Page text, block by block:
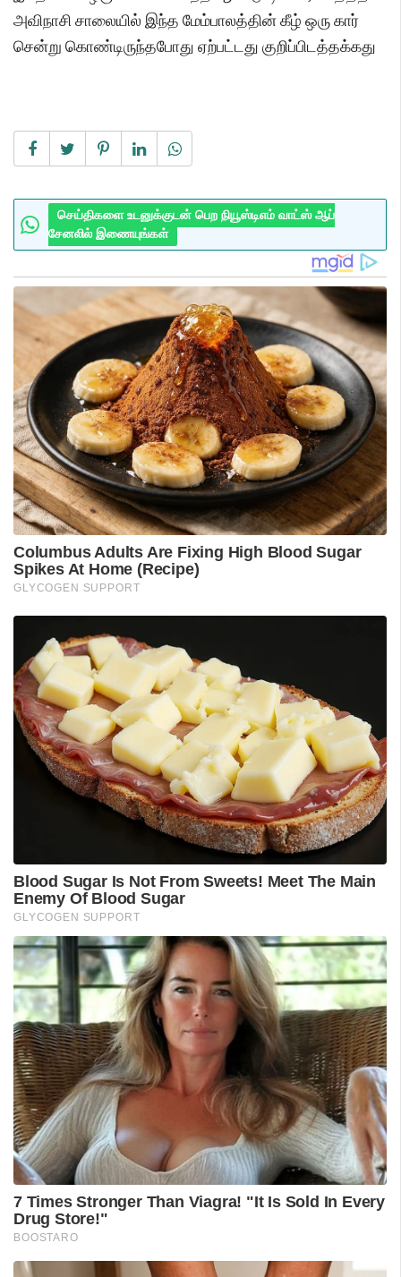
அவிநாசி சாலையில் இந்த மேம்பாலத்தின் கீழ் ஒரு கார்
சென்று கொண்டிருந்தபோது ஏற்பட்டது குறிப்பிடத்தக்கது
செய்திகளை உடனுக்குடன் பெற நியூஸ்டிஎம் வாட்ஸ் ஆப்
சேனலில் இணையுங்கள்